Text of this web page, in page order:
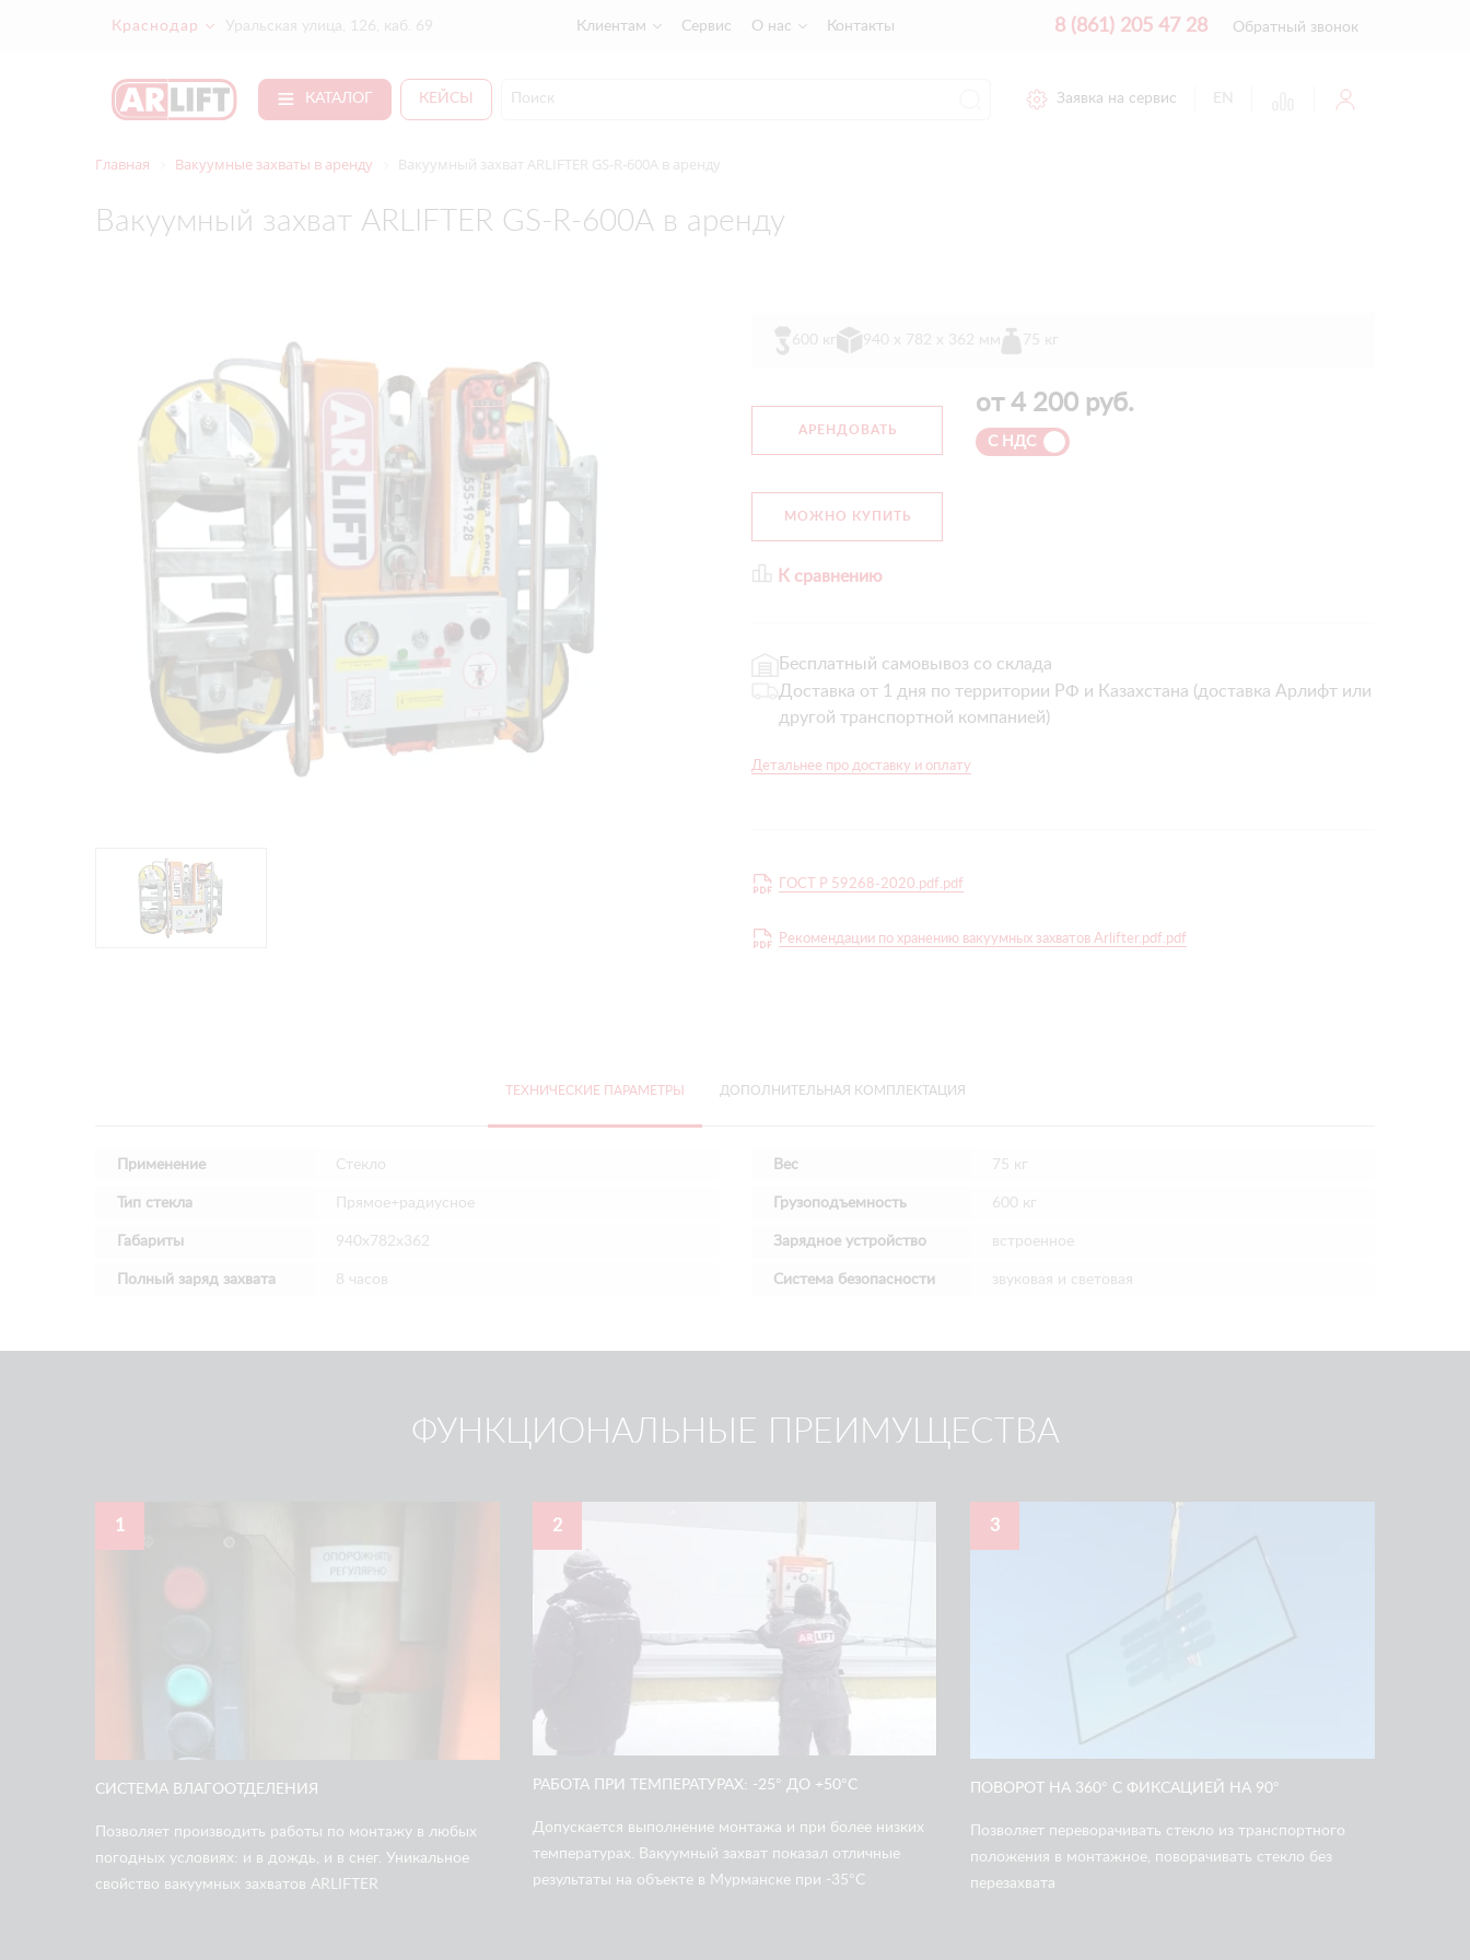
Краснодар Уральская улица, 126, каб. 69 Клиентам Сервис О нас Контакты 8 (861) 205 47 28 Обратный звонок
КАТАЛОГ КЕЙСЫ Заявка на сервис EN
Главная Вакуумные захваты в аренду Вакуумный захват ARLIFTER GS-R-600А в аренду
Вакуумный захват ARLIFTER GS-R-600А в аренду
600 кг 940 х 782 х 362 мм 75 кг
АРЕНДОВАТЬ
от 4 200 руб.
С НДС
МОЖНО КУПИТЬ
К сравнению
Бесплатный самовывоз со склада
Доставка от 1 дня по территории РФ и Казахстана (доставка Арлифт или
другой транспортной компанией)
Детальнее про доставку и оплату
ГОСТ Р 59268-2020.pdf.pdf
Рекомендации по хранению вакуумных захватов Arlifter.pdf.pdf
ТЕХНИЧЕСКИЕ ПАРАМЕТРЫ ДОПОЛНИТЕЛЬНАЯ КОМПЛЕКТАЦИЯ
Применение Стекло Вес 75 кг
Тип стекла Прямое+радиусное Грузоподъемность 600 кг
Габариты 940х782х362 Зарядное устройство встроенное
Полный заряд захвата 8 часов Система безопасности звуковая и световая
ФУНКЦИОНАЛЬНЫЕ ПРЕИМУЩЕСТВА
1
СИСТЕМА ВЛАГООТДЕЛЕНИЯ
Позволяет производить работы по монтажу в любых
погодных условиях: и в дождь, и в снег. Уникальное
свойство вакуумных захватов ARLIFTER
2
РАБОТА ПРИ ТЕМПЕРАТУРАХ: -25° ДО +50°С
Допускается выполнение монтажа и при более низких
температурах. Вакуумный захват показал отличные
результаты на объекте в Мурманске при -35°С
3
ПОВОРОТ НА 360° С ФИКСАЦИЕЙ НА 90°
Позволяет переворачивать стекло из транспортного
положения в монтажное, поворачивать стекло без
перезахвата